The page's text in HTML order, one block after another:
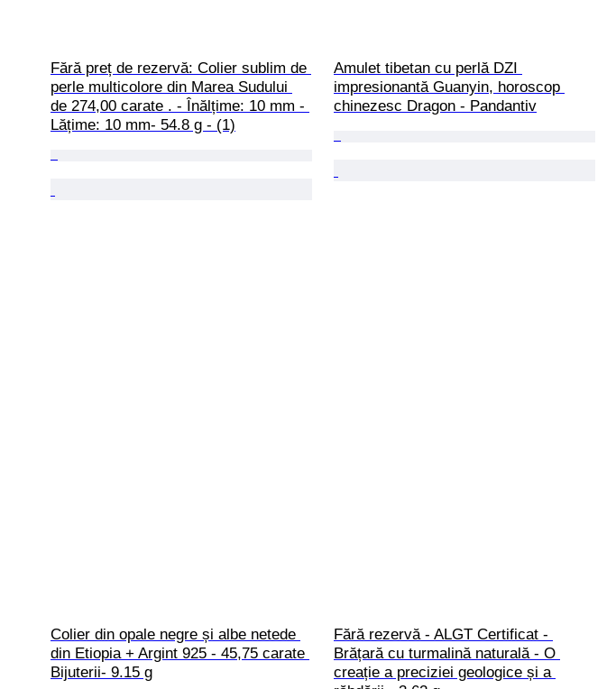
Fără preț de rezervă: Colier sublim de
perle multicolore din Marea Sudului
de 274,00 carate . - Înălțime: 10 mm -
Lățime: 10 mm- 54.8 g - (1)
Amulet tibetan cu perlă DZI
impresionantă Guanyin, horoscop
chinezesc Dragon - Pandantiv
Colier din opale negre și albe netede
din Etiopia + Argint 925 - 45,75 carate
Bijuterii- 9.15 g
Fără rezervă - ALGT Certificat -
Brățară cu turmalină naturală - O
creație a preciziei geologice și a